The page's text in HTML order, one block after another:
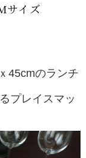
サイズ
45cmのランチ
プレイスマッ